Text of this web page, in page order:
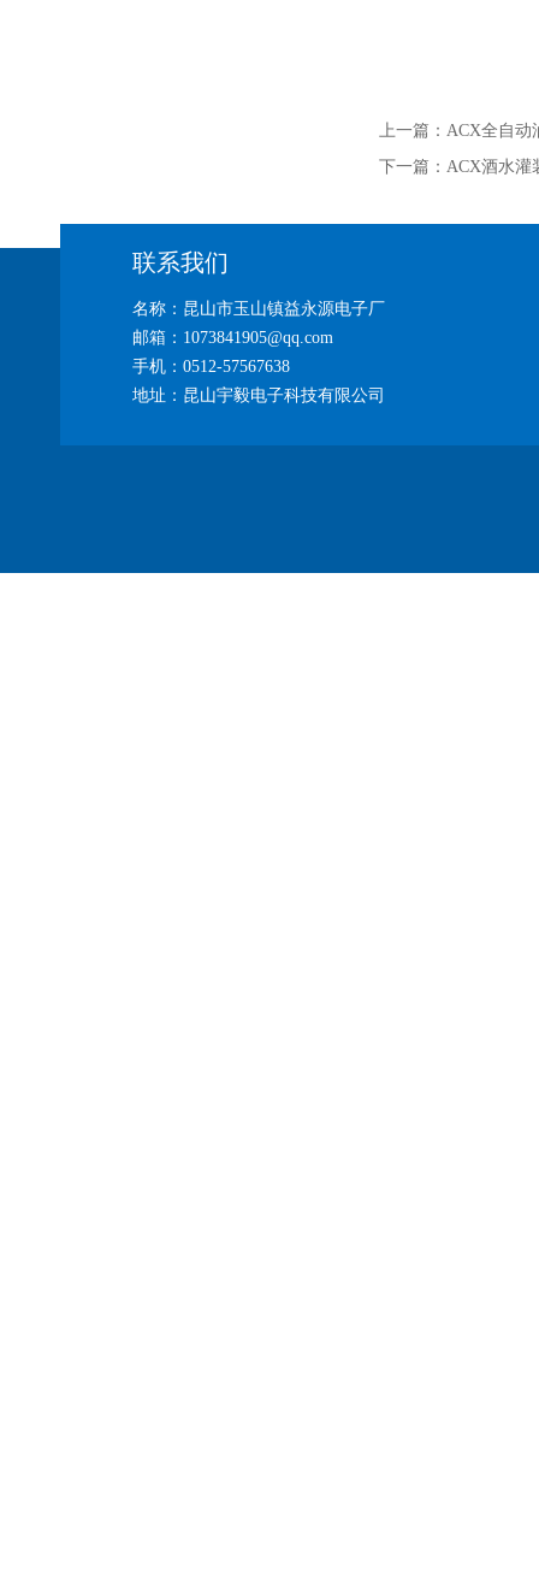
上一篇： ACX全自动
下一篇： ACX酒水灌
联系我们
名称：昆山市玉山镇益永源电子厂
邮箱：1073841905@qq.com
手机：0512-57567638
地址：昆山宇毅电子科技有限公司